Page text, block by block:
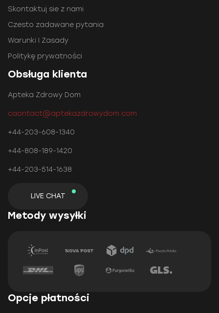
Skontaktuj sie z nami
Czesto zadawane pytania
Warunki I Zasady
Politykę prywatności
Obsługa klienta
Apteka Zdrowy Dom
caontact@aptekazdrowydom.com
+44-203-608-1340
+44-808-189-1420
+44-203-514-1638
LIVE CHAT
Metody wysyłki
Opcje płatności